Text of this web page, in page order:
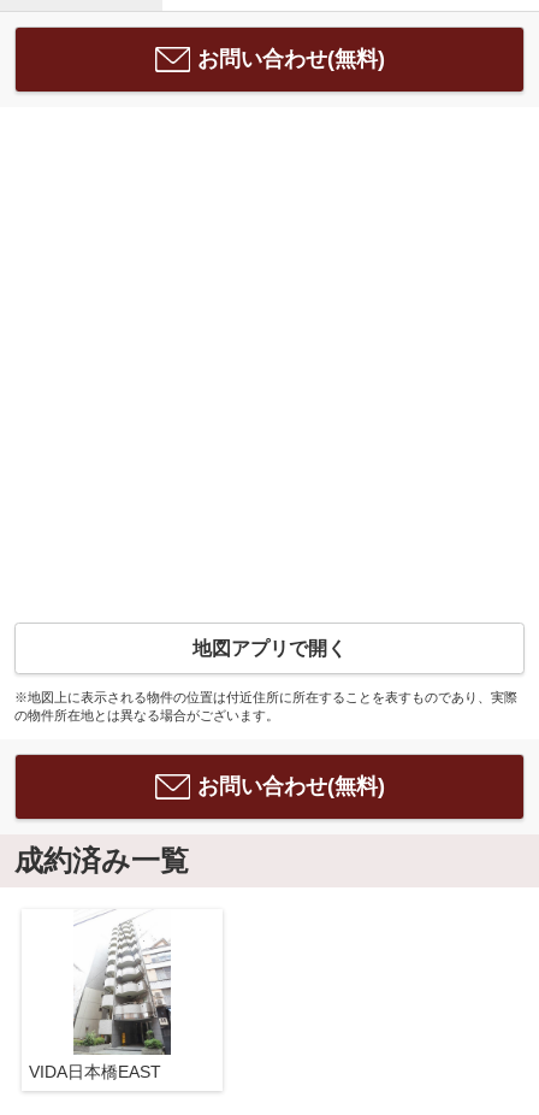
お問い合わせ(無料)
地図アプリで開く
※地図上に表示される物件の位置は付近住所に所在することを表すものであり、実際
の物件所在地とは異なる場合がございます。
お問い合わせ(無料)
成約済み一覧
VIDA日本橋EAST